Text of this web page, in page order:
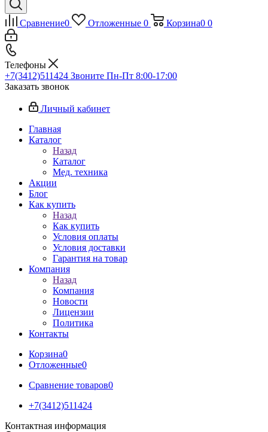
Сравнение0 Отложенные 0 Корзина0 0
Телефоны
+7(3412)511424 Звоните Пн-Пт 8:00-17:00
Заказать звонок
Личный кабинет
Главная
Каталог
Назад
Каталог
Мед. техника
Акции
Блог
Как купить
Назад
Как купить
Условия оплаты
Условия доставки
Гарантия на товар
Компания
Назад
Компания
Новости
Лицензии
Политика
Контакты
Корзина0
Отложенные0
Сравнение товаров0
+7(3412)511424
Контактная информация